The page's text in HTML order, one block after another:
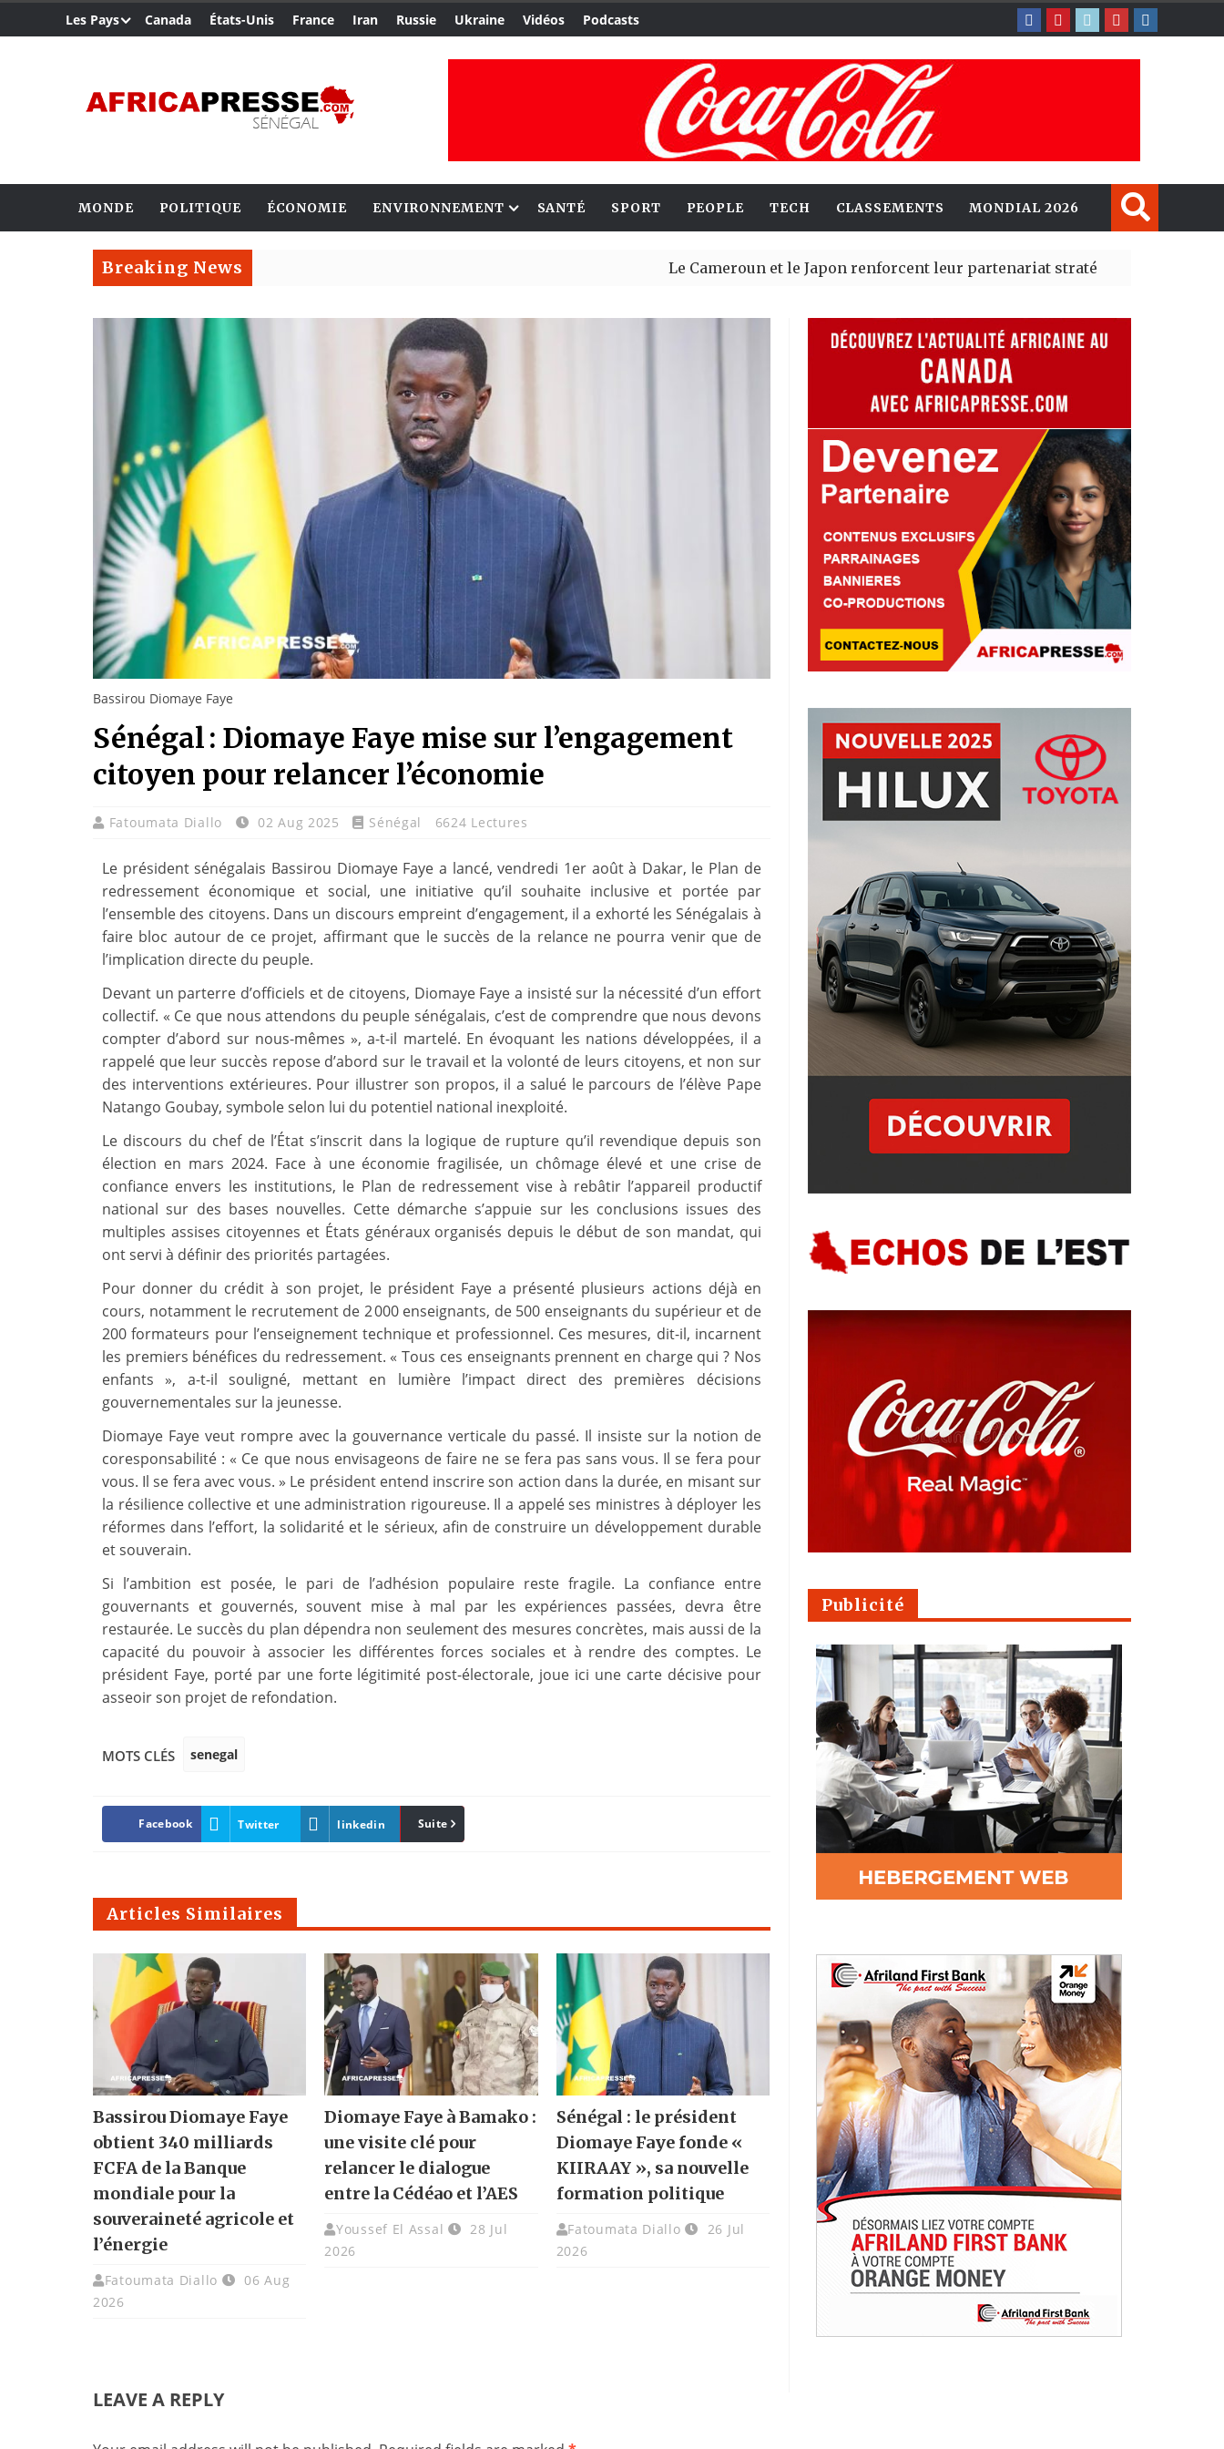
Les Pays Canada États-Unis France Iran Russie Ukraine Vidéos Podcasts
MONDE POLITIQUE ÉCONOMIE ENVIRONNEMENT SANTÉ SPORT PEOPLE TECH CLASSEMENTS MONDIAL 2026
Breaking News Le Cameroun et le Japon renforcent leur partenariat stratégique avec un cap sur
Bassirou Diomaye Faye
Sénégal : Diomaye Faye mise sur l’engagement
citoyen pour relancer l’économie
Fatoumata Diallo 02 Aug 2025 Sénégal 6624 Lectures
Le président sénégalais Bassirou Diomaye Faye a lancé, vendredi 1er août à Dakar, le Plan de
redressement économique et social, une initiative qu’il souhaite inclusive et portée par
l’ensemble des citoyens. Dans un discours empreint d’engagement, il a exhorté les Sénégalais à
faire bloc autour de ce projet, affirmant que le succès de la relance ne pourra venir que de
l’implication directe du peuple.
Devant un parterre d’officiels et de citoyens, Diomaye Faye a insisté sur la nécessité d’un effort
collectif. « Ce que nous attendons du peuple sénégalais, c’est de comprendre que nous devons
compter d’abord sur nous-mêmes », a-t-il martelé. En évoquant les nations développées, il a
rappelé que leur succès repose d’abord sur le travail et la volonté de leurs citoyens, et non sur
des interventions extérieures. Pour illustrer son propos, il a salué le parcours de l’élève Pape
Natango Goubay, symbole selon lui du potentiel national inexploité.
Le discours du chef de l’État s’inscrit dans la logique de rupture qu’il revendique depuis son
élection en mars 2024. Face à une économie fragilisée, un chômage élevé et une crise de
confiance envers les institutions, le Plan de redressement vise à rebâtir l’appareil productif
national sur des bases nouvelles. Cette démarche s’appuie sur les conclusions issues des
multiples assises citoyennes et États généraux organisés depuis le début de son mandat, qui
ont servi à définir des priorités partagées.
Pour donner du crédit à son projet, le président Faye a présenté plusieurs actions déjà en
cours, notamment le recrutement de 2 000 enseignants, de 500 enseignants du supérieur et de
200 formateurs pour l’enseignement technique et professionnel. Ces mesures, dit-il, incarnent
les premiers bénéfices du redressement. « Tous ces enseignants prennent en charge qui ? Nos
enfants », a-t-il souligné, mettant en lumière l’impact direct des premières décisions
gouvernementales sur la jeunesse.
Diomaye Faye veut rompre avec la gouvernance verticale du passé. Il insiste sur la notion de
coresponsabilité : « Ce que nous envisageons de faire ne se fera pas sans vous. Il se fera pour
vous. Il se fera avec vous. » Le président entend inscrire son action dans la durée, en misant sur
la résilience collective et une administration rigoureuse. Il a appelé ses ministres à déployer les
réformes dans l’effort, la solidarité et le sérieux, afin de construire un développement durable
et souverain.
Si l’ambition est posée, le pari de l’adhésion populaire reste fragile. La confiance entre
gouvernants et gouvernés, souvent mise à mal par les expériences passées, devra être
restaurée. Le succès du plan dépendra non seulement des mesures concrètes, mais aussi de la
capacité du pouvoir à associer les différentes forces sociales et à rendre des comptes. Le
président Faye, porté par une forte légitimité post-électorale, joue ici une carte décisive pour
asseoir son projet de refondation.
MOTS CLÉS senegal
Facebook Twitter linkedin Pinterest
Suite
Articles Similaires
Bassirou Diomaye Faye
obtient 340 milliards
FCFA de la Banque
mondiale pour la
souveraineté agricole et
l’énergie
Fatoumata Diallo
06 Aug
2026
Diomaye Faye à Bamako :
une visite clé pour
relancer le dialogue
entre la Cédéao et l’AES
Youssef El Assal
28 Jul
2026
Sénégal : le président
Diomaye Faye fonde «
KIIRAAY », sa nouvelle
formation politique
Fatoumata Diallo
26 Jul
2026
LEAVE A REPLY
Publicité